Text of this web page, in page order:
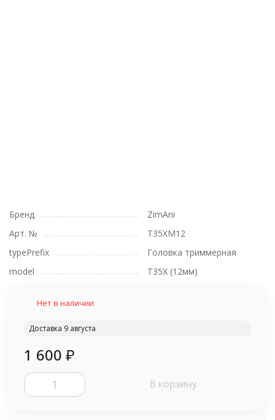
Бренд
ZimAni
Арт. №
T35XM12
typePrefix
Головка триммерная
model
T35X (12мм)
Нет в наличии
Доставка 9 августа
1 600 ₽
В корзину